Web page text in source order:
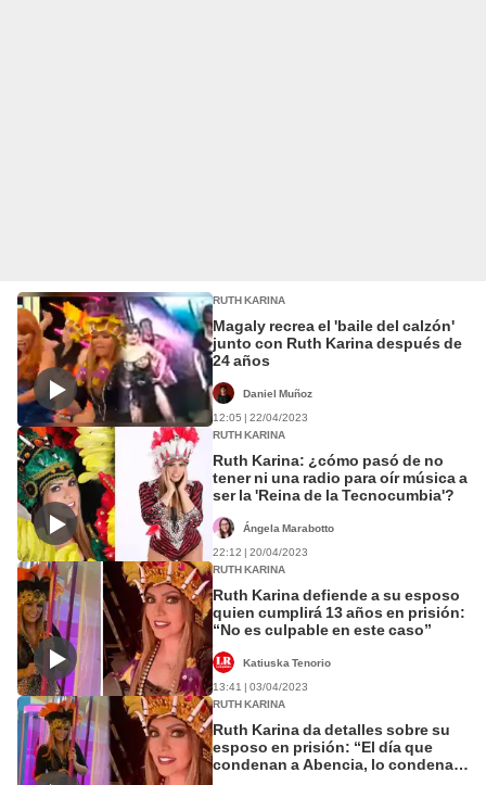
RUTH KARINA
Magaly recrea el 'baile del calzón'
junto con Ruth Karina después de
24 años
Daniel Muñoz
12:05 | 22/04/2023
RUTH KARINA
Ruth Karina: ¿cómo pasó de no
tener ni una radio para oír música a
ser la 'Reina de la Tecnocumbia'?
Ángela Marabotto
22:12 | 20/04/2023
RUTH KARINA
Ruth Karina defiende a su esposo
quien cumplirá 13 años en prisión:
“No es culpable en este caso”
Katiuska Tenorio
13:41 | 03/04/2023
RUTH KARINA
Ruth Karina da detalles sobre su
esposo en prisión: “El día que
condenan a Abencia, lo condenan